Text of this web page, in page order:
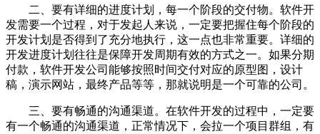
二、要有详细的进度计划，每一个阶段的交付物。软件开
发需要一个过程，对于发起人来说，一定要把握住每个阶段的
开发计划是否得到了充分地执行，这一点也非常重要。详细的
开发进度计划往往是保障开发周期有效的方式之一。如果分期
付款，软件开发公司能够按照时间交付对应的原型图，设计
稿，演示网站，最终产品等等，那就说明是一个可靠的公司。
三、要有畅通的沟通渠道。在软件开发的过程中，一定要
有一个畅通的沟通渠道，正常情况下，会拉一个项目群组，有